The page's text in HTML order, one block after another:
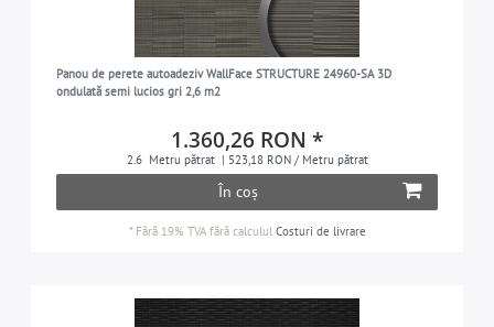
Panou de perete autoadeziv WallFace STRUCTURE 24960-SA 3D
ondulată semi lucios gri 2,6 m2
1.360,26 RON *
2.6 Metru pătrat | 523,18 RON / Metru pătrat
În coș
* Fără 19% TVAfără calculul Costuri de livrare